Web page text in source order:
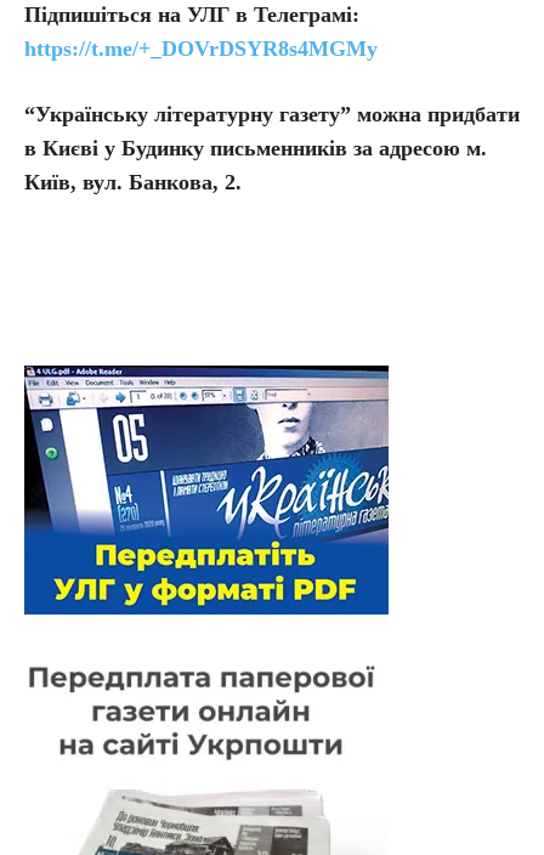
Підпишіться на УЛГ в Телеграмі:
https://t.me/+_DOVrDSYR8s4MGMy
“Українську літературну газету” можна придбати
в Києві у Будинку письменників за адресою м.
Київ, вул. Банкова, 2.